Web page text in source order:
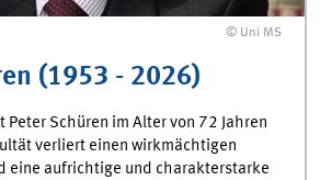
© Uni MS
(1953 - 2026)
Peter Schüren im Alter von 72 Jahren
verliert einen wirkmächtigen
eine aufrichtige und charakterstarke